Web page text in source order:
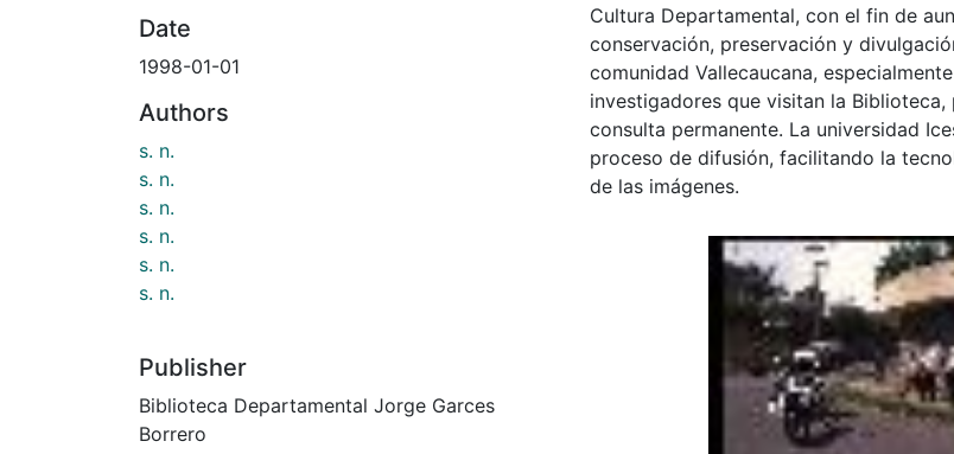
Date
1998-01-01
Authors
s. n.
s. n.
s. n.
s. n.
s. n.
s. n.
Publisher
Biblioteca Departamental Jorge Garces
Borrero
Cultura Departamental, con el fin de
conservación, preservación y
comunidad Vallecaucana,
investigadores que visitan la
consulta permanente. La universidad
proceso de difusión, facilitando la
de las imágenes.